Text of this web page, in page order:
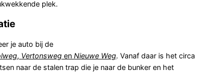
plek.
je auto bij de
, Vertonsweg enNieuwe Weg. Vanaf daar is het circa
naar de stalen trap die je naar de bunker en het